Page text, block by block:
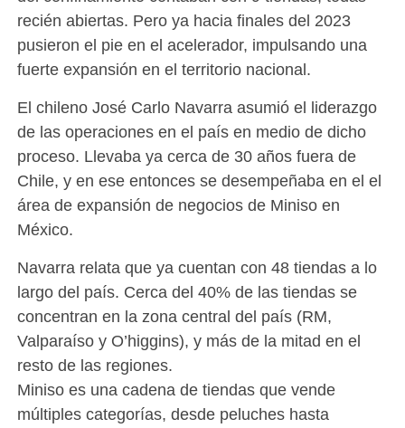
recién abiertas. Pero ya hacia finales del 2023
pusieron el pie en el acelerador, impulsando una
fuerte expansión en el territorio nacional.
El chileno José Carlo Navarra asumió el liderazgo
de las operaciones en el país en medio de dicho
proceso. Llevaba ya cerca de 30 años fuera de
Chile, y en ese entonces se desempeñaba en el el
área de expansión de negocios de Miniso en
México.
Navarra relata que ya cuentan con 48 tiendas a lo
largo del país. Cerca del 40% de las tiendas se
concentran en la zona central del país (RM,
Valparaíso y O’higgins), y más de la mitad en el
resto de las regiones.
Miniso es una cadena de tiendas que vende
múltiples categorías, desde peluches hasta